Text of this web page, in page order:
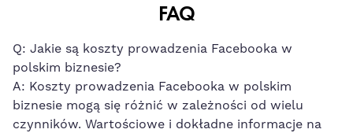
FAQ
Q: Jakie są koszty prowadzenia Facebooka ⁢w​
polskim biznesie?
A: ⁣Koszty prowadzenia Facebooka w polskim
biznesie mogą się różnić w zależności od wielu
czynników. Wartościowe i dokładne informacje na